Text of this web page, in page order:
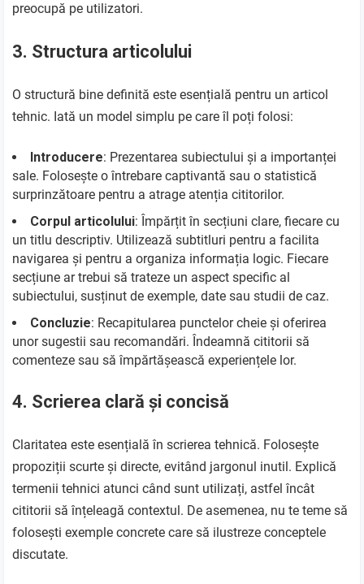
preocupă pe utilizatori.
3. Structura articolului
O structură bine definită este esențială pentru un articol
tehnic. Iată un model simplu pe care îl poți folosi:
Introducere: Prezentarea subiectului și a importanței
sale. Folosește o întrebare captivantă sau o statistică
surprinzătoare pentru a atrage atenția cititorilor.
Corpul articolului: Împărțit în secțiuni clare, fiecare cu
un titlu descriptiv. Utilizează subtitluri pentru a facilita
navigarea și pentru a organiza informația logic. Fiecare
secțiune ar trebui să trateze un aspect specific al
subiectului, susținut de exemple, date sau studii de caz.
Concluzie: Recapitularea punctelor cheie și oferirea
unor sugestii sau recomandări. Îndeamnă cititorii să
comenteze sau să împărtășească experiențele lor.
4. Scrierea clară și concisă
Claritatea este esențială în scrierea tehnică. Folosește
propoziții scurte și directe, evitând jargonul inutil. Explică
termenii tehnici atunci când sunt utilizați, astfel încât
cititorii să înțeleagă contextul. De asemenea, nu te teme să
folosești exemple concrete care să ilustreze conceptele
discutate.